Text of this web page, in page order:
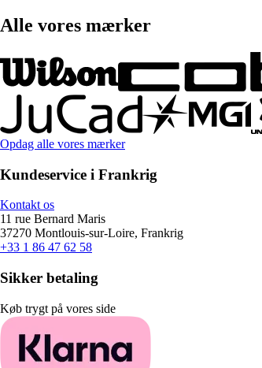
Alle vores mærker
Opdag alle vores mærker
Kundeservice i Frankrig
Kontakt os
11 rue Bernard Maris
37270 Montlouis-sur-Loire, Frankrig
+33 1 86 47 62 58
Sikker betaling
Køb trygt på vores side